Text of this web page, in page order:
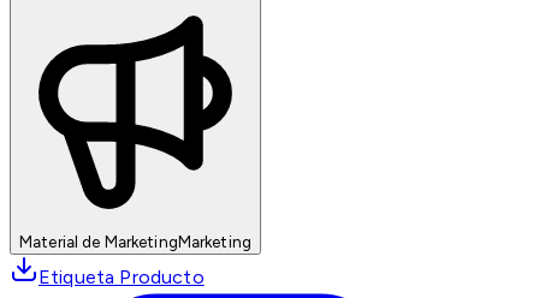
Material de MarketingMarketing
Etiqueta Producto